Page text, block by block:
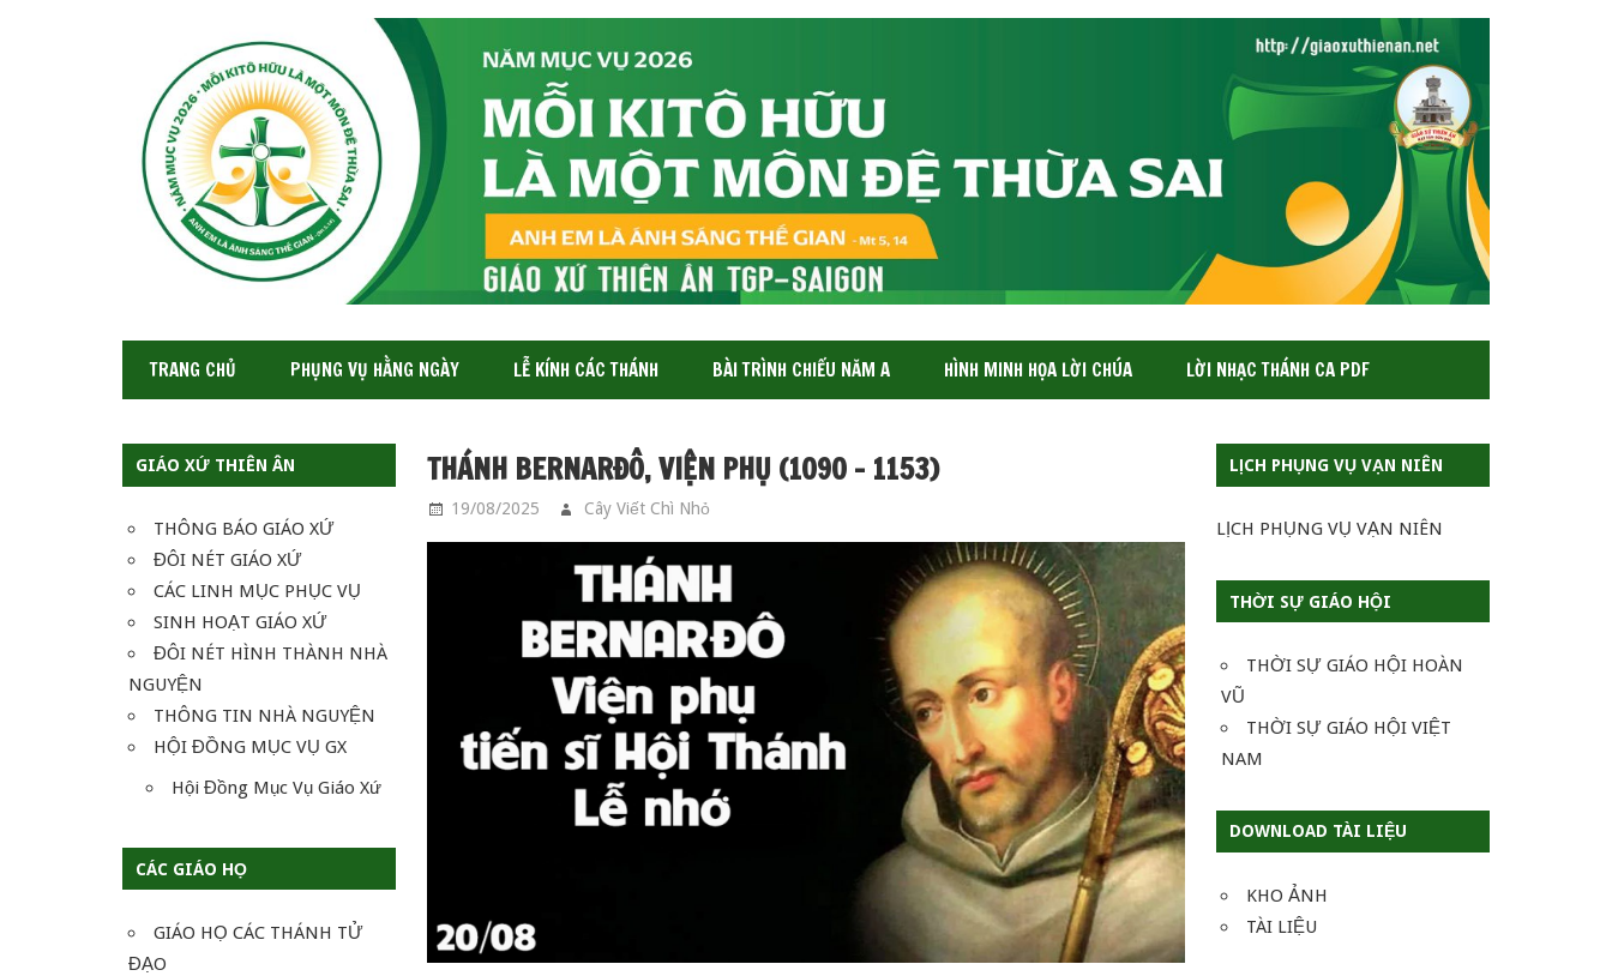
XỨ
THIÊN
ÂN-
SAIGON
TRANG CHỦ PHỤNG VỤ HẰNG NGÀY LỄ KÍNH CÁC THÁNH BÀI TRÌNH CHIẾU NĂM A HÌNH MINH HỌA LỜI CHÚA LỜI NHẠC THÁNH CA PDF
GIÁO XỨ THIÊN ÂN
THÔNG BÁO GIÁO XỨ
ĐÔI NÉT GIÁO XỨ
CÁC LINH MỤC PHỤC VỤ
SINH HOẠT GIÁO XỨ
ĐÔI NÉT HÌNH THÀNH NHÀ
NGUYỆN
THÔNG TIN NHÀ NGUYỆN
HỘI ĐỒNG MỤC VỤ GX
Hội Đồng Mục Vụ Giáo Xứ
CÁC GIÁO HỌ
GIÁO HỌ CÁC THÁNH TỬ
ĐẠO
THÁNH BERNARĐÔ, VIỆN PHỤ (1090 – 1153)
19/08/2025 Cây Viết Chì Nhỏ
LỊCH PHỤNG VỤ VẠN NIÊN
LỊCH PHỤNG VỤ VẠN NIÊN
THỜI SỰ GIÁO HỘI
THỜI SỰ GIÁO HỘI HOÀN
VŨ
THỜI SỰ GIÁO HỘI VIỆT
NAM
DOWNLOAD TÀI LIỆU
KHO ẢNH
TÀI LIỆU